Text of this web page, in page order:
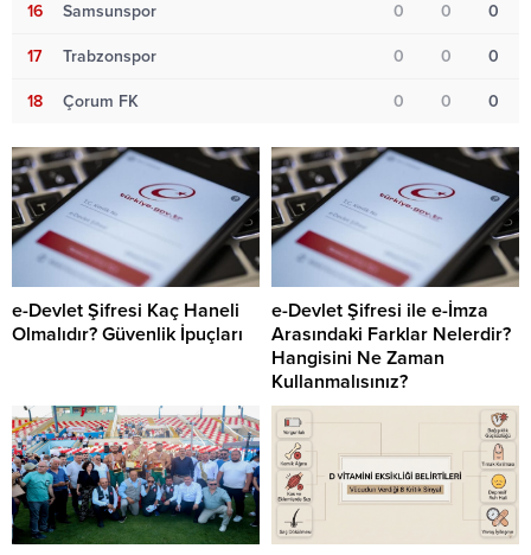
16 Samsunspor 0 0 0
17 Trabzonspor 0 0 0
18 Çorum FK 0 0 0
e-Devlet Şifresi Kaç Haneli
Olmalıdır? Güvenlik İpuçları
e-Devlet Şifresi ile e-İmza
Arasındaki Farklar Nelerdir?
Hangisini Ne Zaman
Kullanmalısınız?